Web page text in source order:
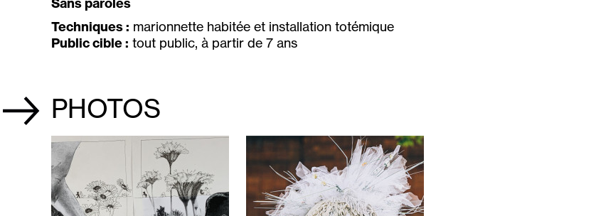
Techniques : marionnette habitée et installation totémique
Publiccible : tout public, à partir de 7 ans
PHOTOS